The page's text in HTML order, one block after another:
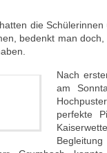
die
bedenkt man
Nach
am
perfekte